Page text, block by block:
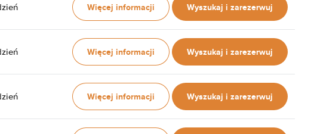
Więcej informacji Wyszukaj i zarezerwuj
Więcej informacji Wyszukaj i zarezerwuj
Więcej informacji Wyszukaj i zarezerwuj